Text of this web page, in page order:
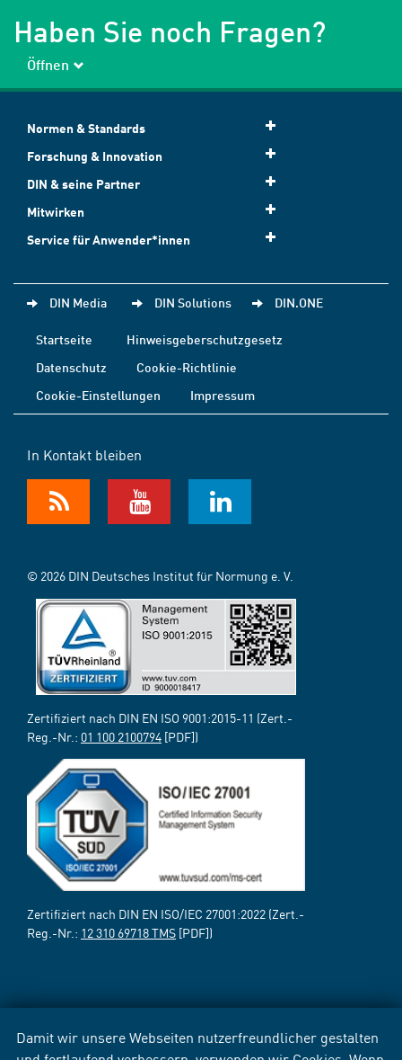
Damit wir unsere Webseiten nutzerfreundlicher gestalten
Haben Sie noch Fragen?
Öffnen
Normen & Standards
Forschung & Innovation
DIN & seine Partner
Mitwirken
Service für Anwender*innen
DIN Media DIN Solutions DIN.ONE
Startseite
Hinweisgeberschutzgesetz
Datenschutz
Cookie-Richtlinie
Cookie-Einstellungen
Impressum
In Kontakt bleiben
© 2026 DIN Deutsches Institut für Normung e. V.
Zertifiziert nach DIN EN ISO 9001:2015-11 (Zert.-
Reg.-Nr.: 01 100 2100794 [PDF])
Zertifiziert nach DIN EN ISO/IEC 27001:2022 (Zert.-
Reg.-Nr.: 12 310 69718 TMS [PDF])